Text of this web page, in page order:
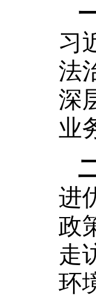
习
法
深
业
进
政
走
环